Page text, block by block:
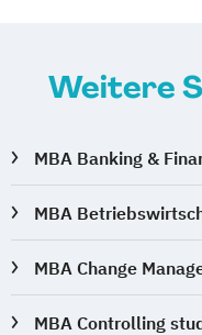
Weitere
MBA Banking &
MBA
MBA Change
MBA Controlling